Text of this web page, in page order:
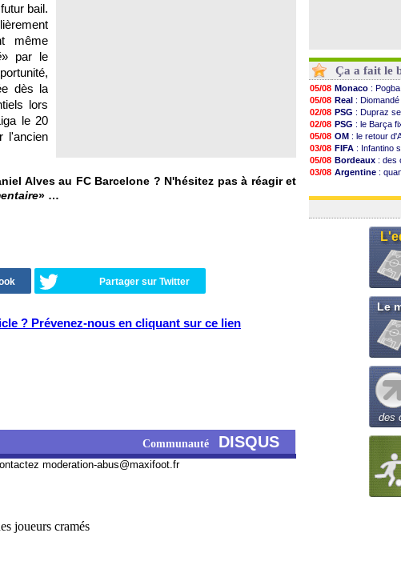
bail.
même
» par le
dès la
lors
le 20
l'ancien
Alves au FC Barcelone ? N'hésitez pas à réagir et
» …
Partager sur Twitter
? Prévenez-nous en cliquant sur ce lien
Communauté DISQUS
moderation-abus@maxifoot.fr
Ça a fait le
05/08 Monaco :
05/08 Real :
02/08 PSG : Dupraz
02/08 PSG : le Barça
05/08 OM : le retour
03/08 FIFA : Infantino
05/08 Bordeaux : des
03/08 Argentine :
03/08 OM: Paixão
Le
des